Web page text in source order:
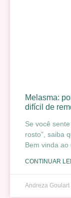
Melasma:
difícil de
Se você
rosto”, saiba
Bem vinda ao
CONTINUAR
Andreza Goulart